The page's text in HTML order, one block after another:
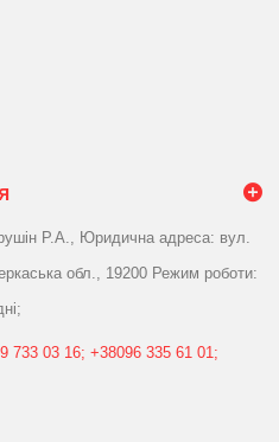
Р.А., Юридична адреса: вул.
обл., 19200 Режим роботи:
733 03 16; +38096 335 61 01;